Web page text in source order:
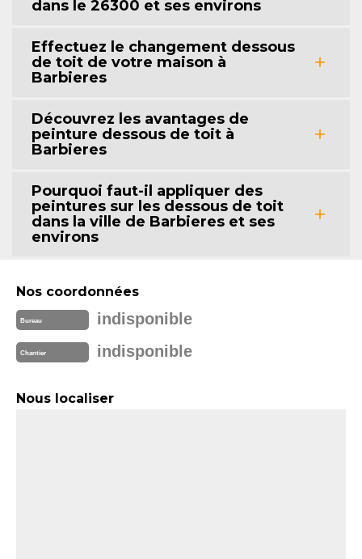
dans le 26300 et ses environs
Effectuez le changement dessous
de toit de votre maison à
Barbieres
Découvrez les avantages de
peinture dessous de toit à
Barbieres
Pourquoi faut-il appliquer des
peintures sur les dessous de toit
dans la ville de Barbieres et ses
environs
Nos coordonnées
Bureau indisponible
Chantier indisponible
Nous localiser